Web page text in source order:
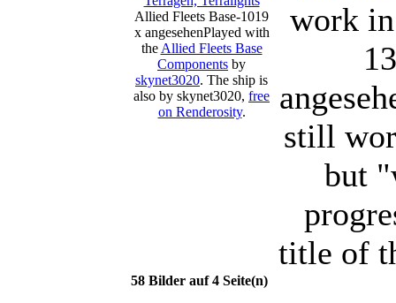
Allied Fleets Base-1019
x angesehenPlayed with
the Allied Fleets Base
Components by
skynet3020. The ship is
also by skynet3020, free
on Renderosity.
work
still
but
title of
58 Bilder auf 4 Seite(n)